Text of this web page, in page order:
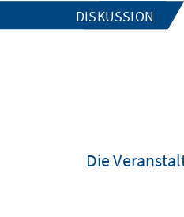
DISKUSSION
Die